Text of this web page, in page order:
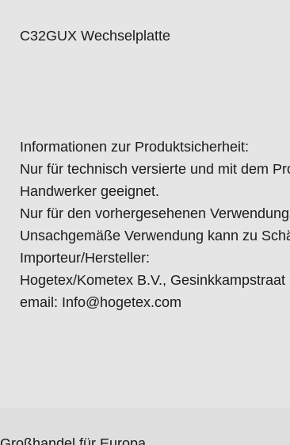
C32GUX Wechselplatte
Informationen zur Produktsicherheit:
Nur für technisch versierte und mit dem
Handwerker geeignet.
Nur für den vorhergesehenen
Unsachgemäße Verwendung kann zu
Importeur/Hersteller:
Hogetex/Kometex B.V.,
email: Info@hogetex.com